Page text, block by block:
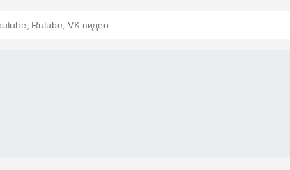
Rutube, VK видео